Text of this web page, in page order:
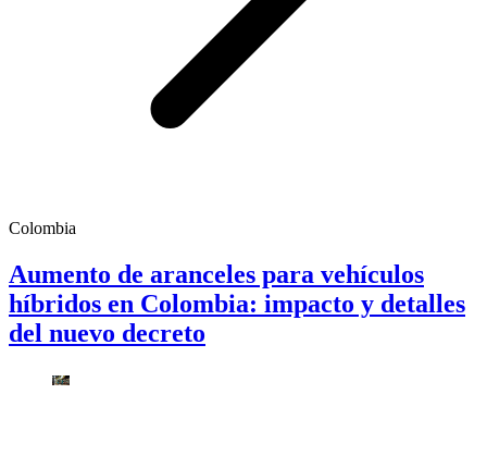
Colombia
Aumento de aranceles para vehículos
híbridos en Colombia: impacto y detalles
del nuevo decreto